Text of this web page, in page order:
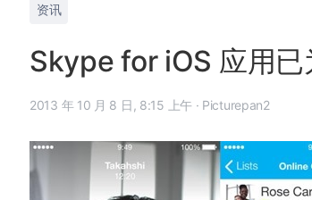
资讯
Skype for iOS 应用已
2013 年 10 月 8 日, 8:15 上午 · Picturepan2